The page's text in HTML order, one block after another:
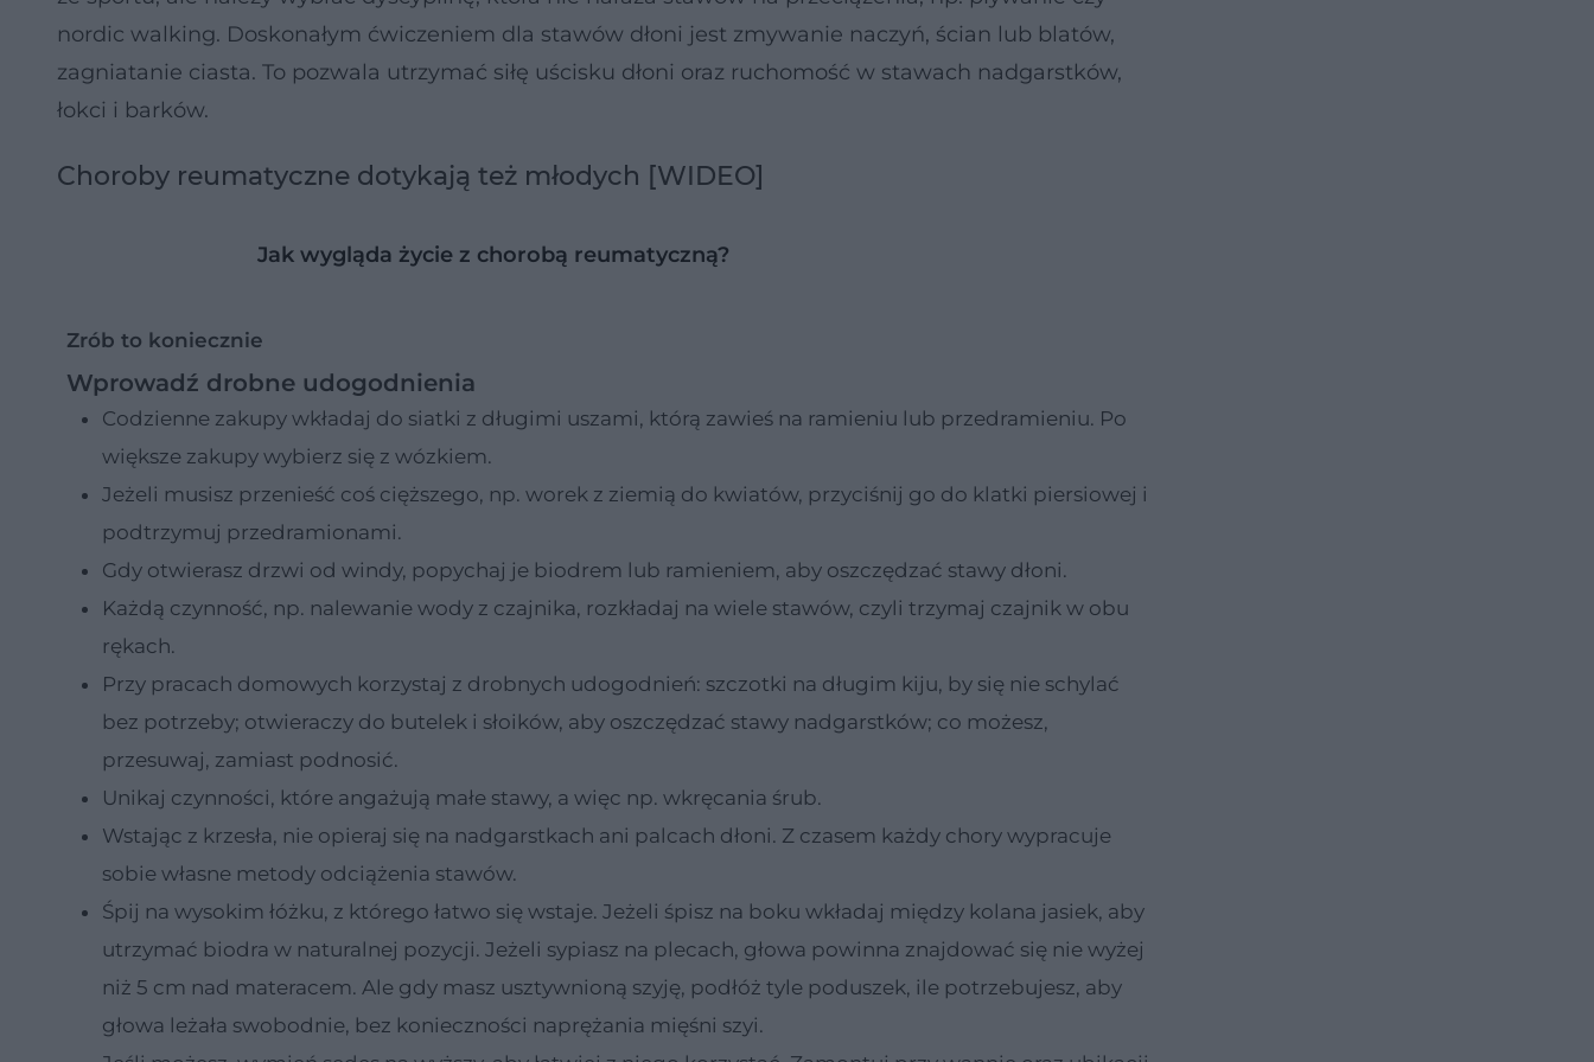
nordic walking. Doskonałym ćwiczeniem dla stawów dłoni jest zmywanie naczyń, ścian lub blatów,
zagniatanie ciasta. To pozwala utrzymać siłę uścisku dłoni oraz ruchomość w stawach nadgarstków,
łokci i barków.
Choroby reumatyczne dotykają też młodych [WIDEO]
Jak wygląda życie z chorobą reumatyczną?
Zrób to koniecznie
Wprowadź drobne udogodnienia
Codzienne zakupy wkładaj do siatki z długimi uszami, którą zawieś na ramieniu lub przedramieniu. Po
większe zakupy wybierz się z wózkiem.
Jeżeli musisz przenieść coś cięższego, np. worek z ziemią do kwiatów, przyciśnij go do klatki piersiowej i
podtrzymuj przedramionami.
Gdy otwierasz drzwi od windy, popychaj je biodrem lub ramieniem, aby oszczędzać stawy dłoni.
Każdą czynność, np. nalewanie wody z czajnika, rozkładaj na wiele stawów, czyli trzymaj czajnik w obu
rękach.
Przy pracach domowych korzystaj z drobnych udogodnień: szczotki na długim kiju, by się nie schylać
bez potrzeby; otwieraczy do butelek i słoików, aby oszczędzać stawy nadgarstków; co możesz,
przesuwaj, zamiast podnosić.
Unikaj czynności, które angażują małe stawy, a więc np. wkręcania śrub.
Wstając z krzesła, nie opieraj się na nadgarstkach ani palcach dłoni. Z czasem każdy chory wypracuje
sobie własne metody odciążenia stawów.
Śpij na wysokim łóżku, z którego łatwo się wstaje. Jeżeli śpisz na boku wkładaj między kolana jasiek, aby
utrzymać biodra w naturalnej pozycji. Jeżeli sypiasz na plecach, głowa powinna znajdować się nie wyżej
niż 5 cm nad materacem. Ale gdy masz usztywnioną szyję, podłóż tyle poduszek, ile potrzebujesz, aby
głowa leżała swobodnie, bez konieczności naprężania mięśni szyi.